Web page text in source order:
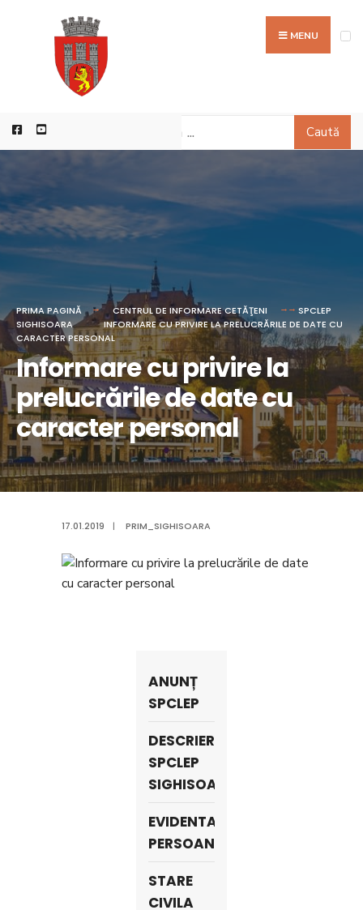
MENU
Caută
PRIMA PAGINĂ CENTRUL DE INFORMARE CETĂŢENI
SPCLEP
SIGHISOARA
INFORMARE CU PRIVIRE LA PRELUCRĂRILE DE DATE CU
CARACTER PERSONAL
Informare cu privire la
prelucrările de date cu
caracter personal
17.01.2019 | PRIM_SIGHISOARA
ANUNȚ
SPCLEP
DESCRIERE
SPCLEP
SIGHISOARA
EVIDENTA
PERSOANELOR
STARE
CIVILA